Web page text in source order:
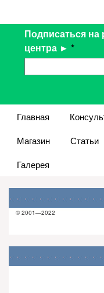
Подписаться на
центра ► *
Главная
Магазин
Статьи
Галерея
© 2001—2022